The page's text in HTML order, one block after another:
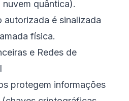
nuvem quântica).
autorizada é sinalizada
física.
e Redes de
protegem informações